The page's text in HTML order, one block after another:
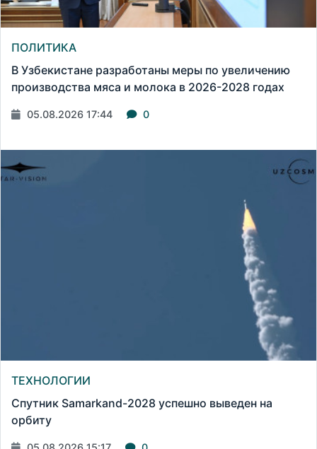
ПОЛИТИКА
В Узбекистане разработаны меры по увеличению
производства мяса и молока в 2026-2028 годах
05.08.2026 17:44 0
ТЕХНОЛОГИИ
Спутник Samarkand-2028 успешно выведен на
орбиту